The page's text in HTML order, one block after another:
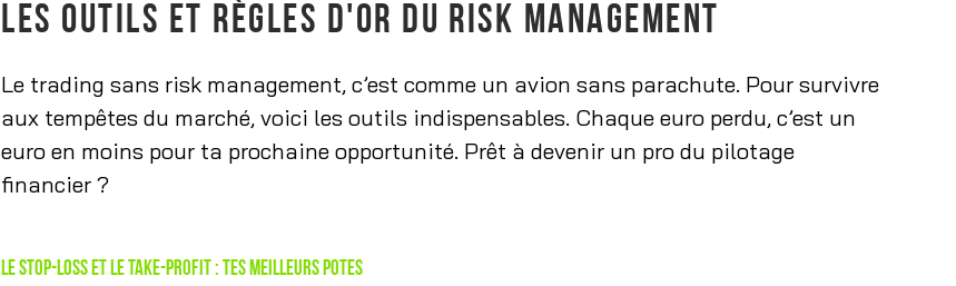
LES OUTILS ET RÈGLES D'OR DU RISK MANAGEMENT
Le trading sans risk management, c’est comme un avion sans parachute. Pour survivre
aux tempêtes du marché, voici les outils indispensables. Chaque euro perdu, c’est un
euro en moins pour ta prochaine opportunité. Prêt à devenir un pro du pilotage
financier ?
Le stop-loss et le take-profit : tes meilleurs potes